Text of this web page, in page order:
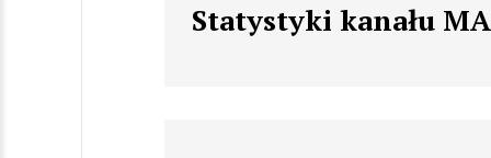
Statystyki kanału